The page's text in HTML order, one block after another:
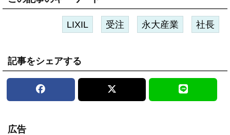
LIXIL 受注 永大産業 社長
記事をシェアする
広告